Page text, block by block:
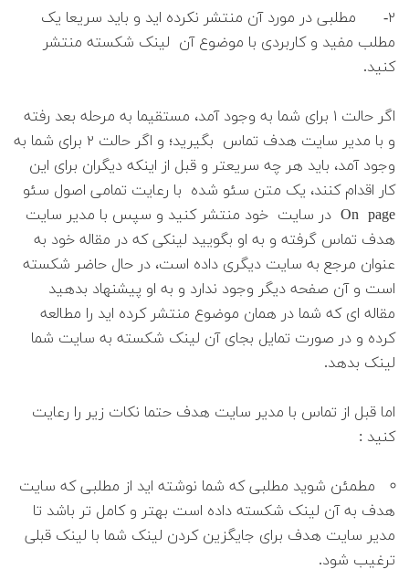
۲- مطلبی در مورد آن منتشر نکرده اید و باید سریعا یک
مطلب مفید و کاربردی با موضوع آن لینک شکسته منتشر
کنید.
اگر حالت ۱ برای شما به وجود آمد، مستقیما به مرحله بعد رفته
و با مدیر سایت هدف تماس بگیرید؛ و اگر حالت ۲ برای شما به
وجود آمد، باید هر چه سریعتر و قبل از اینکه دیگران برای این
کار اقدام کنند، یک متن سئو شده با رعایت تمامی اصول سئو
On page در سایت خود منتشر کنید و سپس با مدیر سایت
هدف تماس گرفته و به او بگویید لینکی که در مقاله خود به
عنوان مرجع به سایت دیگری داده است، در حال حاضر شکسته
است و آن صفحه دیگر وجود ندارد و به او پیشنهاد بدهید
مقاله ای که شما در همان موضوع منتشر کرده اید را مطالعه
کرده و در صورت تمایل بجای آن لینک شکسته به سایت شما
لینک بدهد.
اما قبل از تماس با مدیر سایت هدف حتما نکات زیر را رعایت
کنید :
مطمئن شوید مطلبی که شما نوشته اید از مطلبی که سایت
هدف به آن لینک شکسته داده است بهتر و کامل تر باشد تا
مدیر سایت هدف برای جایگزین کردن لینک شما با لینک قبلی
ترغیب شود.